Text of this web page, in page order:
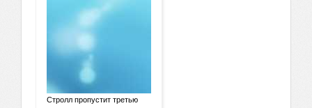
Стролл пропустит третью